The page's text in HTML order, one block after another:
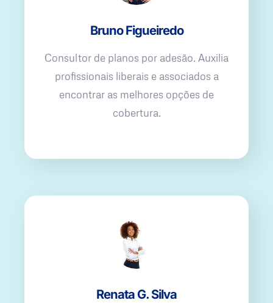
Bruno Figueiredo
Consultor de planos por adesão. Auxilia
profissionais liberais e associados a
encontrar as melhores opções de
cobertura.
Renata G. Silva